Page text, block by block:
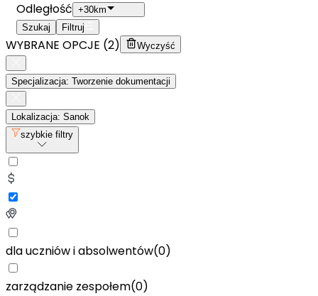
Odległość +30km
Szukaj
Filtruj
WYBRANE OPCJE (2) Wyczyść
Specjalizacja: Tworzenie dokumentacji
Lokalizacja: Sanok
szybkie filtry
dla uczniów i absolwentów(0)
zarządzanie zespołem(0)